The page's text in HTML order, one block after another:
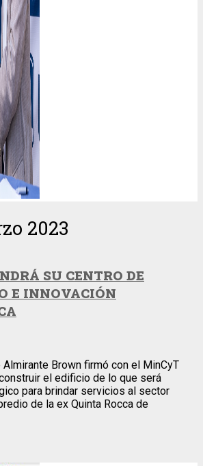
2023
SU CENTRO DE
E INNOVACIÓN
Brown firmó con el MinCyT
el edificio de lo que será
para brindar servicios al sector
de la ex Quinta Rocca de